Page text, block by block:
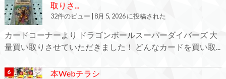
取りさ...
32件のビュー 8月 5, 2026 に投稿された
カードコーナーより ドラゴンボールスーパーダイバーズ 大
量買い取りさせていただきました！ どんなカードを買い取...
本Webチラシ